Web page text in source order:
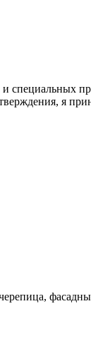
специальных
я